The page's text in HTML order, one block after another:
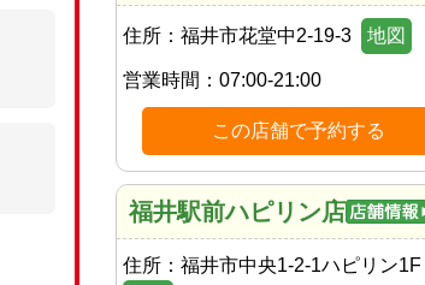
住所： 福井市花堂中2-19-3 地図
営業時間： 07:00-21:00
この店舗で予約する
福井駅前ハピリン店
住所： 福井市中央1-2-1ハピリン1F